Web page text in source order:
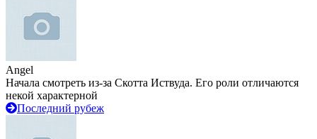
Angel
Начала смотреть из-за Скотта Иствуда. Его роли отличаются
некой характерной
Последний рубеж